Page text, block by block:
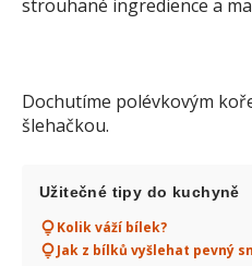
strouhané ingredience a
Dochutíme polévkovým
šlehačkou.
Užitečné tipy do kuchyně
Kolik váží bílek?
Jak z bílků vyšlehat pevný